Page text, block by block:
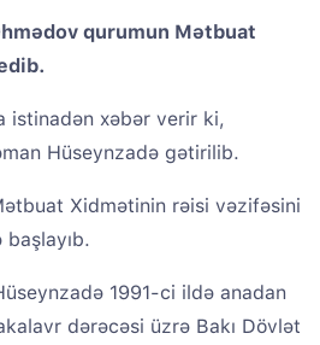
qurumun Mətbuat
istinadən xəbər verir ki,
Hüseynzadə gətirilib.
Xidmətinin rəisi vəzifəsini
1991-ci ildə anadan
dərəcəsi üzrə Bakı Dövlət